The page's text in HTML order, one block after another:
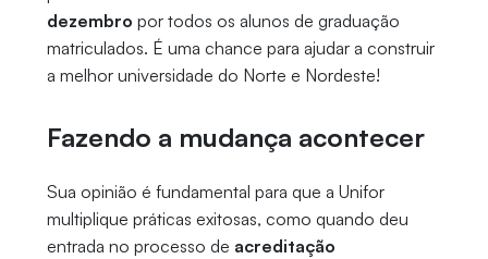
dezembro por todos os alunos de graduação
matriculados. É uma chance para ajudar a construir
a melhor universidade do Norte e Nordeste!
Fazendo a mudança acontecer
Sua opinião é fundamental para que a Unifor
multiplique práticas exitosas, como quando deu
entrada no processo de acreditação